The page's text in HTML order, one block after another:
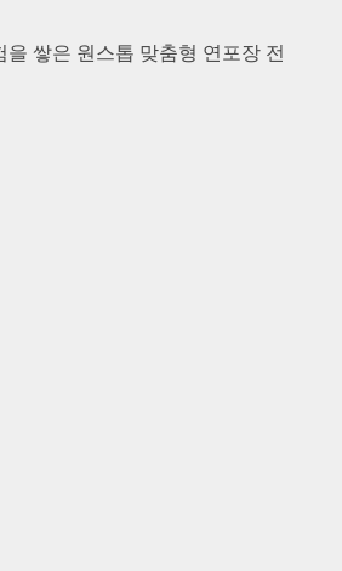
을 쌓은 원스톱 맞춤형 연포장 전